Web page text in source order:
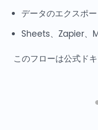
データのエクスポー
Sheets、Zapier、
このフローは公式ド